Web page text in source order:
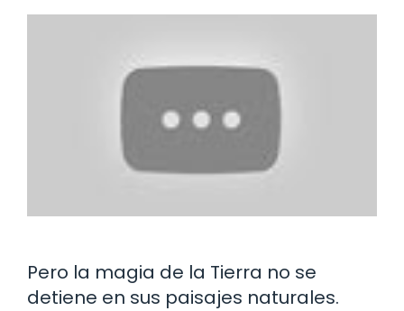
Pero la magia de la Tierra no se
detiene en sus paisajes naturales.